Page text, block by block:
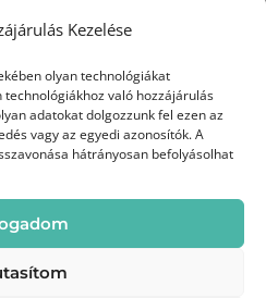
Kezelése
olyan technológiákat
technológiákhoz való hozzájárulás
adatokat dolgozzunk fel ezen az
vagy az egyedi azonosítók. A
hátrányosan befolyásolhat
terápiát
az Egressy Dentalnál
000 Ft
Fthelyett